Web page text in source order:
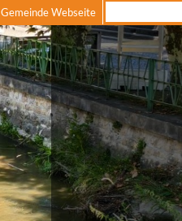
Gemeinde Webseite